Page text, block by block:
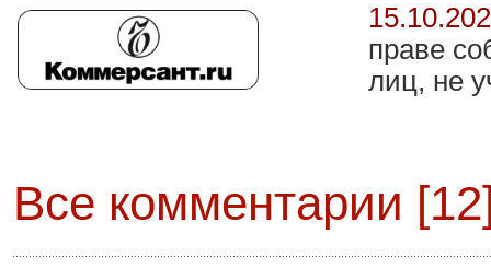
праве
лиц, не
Все комментарии